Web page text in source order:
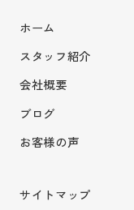
ホーム
スタッフ紹介
会社概要
ブログ
お客様の声
サイトマップ